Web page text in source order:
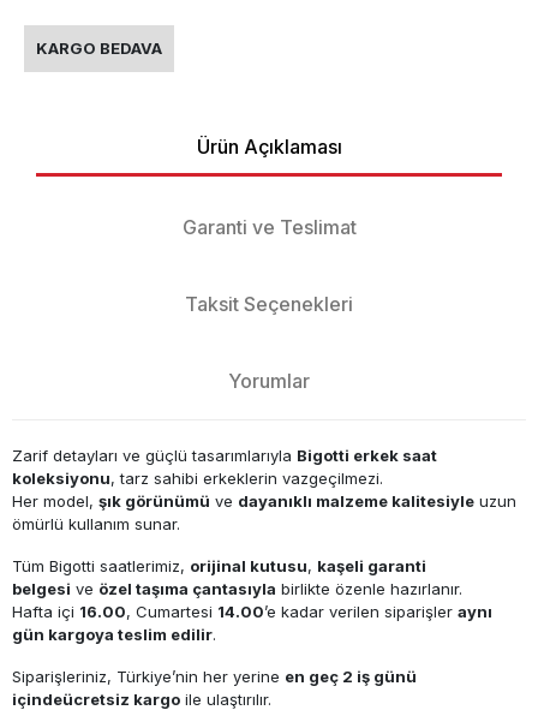
KARGO BEDAVA
Ürün Açıklaması
Garanti ve Teslimat
Taksit Seçenekleri
Yorumlar
Zarif detayları ve güçlü tasarımlarıyla Bigotti erkek saat
koleksiyonu, tarz sahibi erkeklerin vazgeçilmezi.
Her model, şık görünümü ve dayanıklı malzeme kalitesiyle uzun
ömürlü kullanım sunar.
Tüm Bigotti saatlerimiz, orijinal kutusu, kaşeli garanti
belgesi ve özel taşıma çantasıyla birlikte özenle hazırlanır.
Hafta içi 16.00, Cumartesi 14.00’e kadar verilen siparişler aynı
gün kargoya teslim edilir.
Siparişleriniz, Türkiye’nin her yerine en geç 2 iş günü
içindeücretsiz kargo ile ulaştırılır.